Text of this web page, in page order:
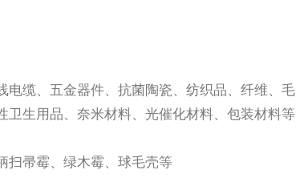
缆、五金器件、抗菌陶瓷、纺织品、纤维、毛
生用品、奈米材料、光催化材料、包装材料等
扫帚霉、绿木霉、球毛壳等